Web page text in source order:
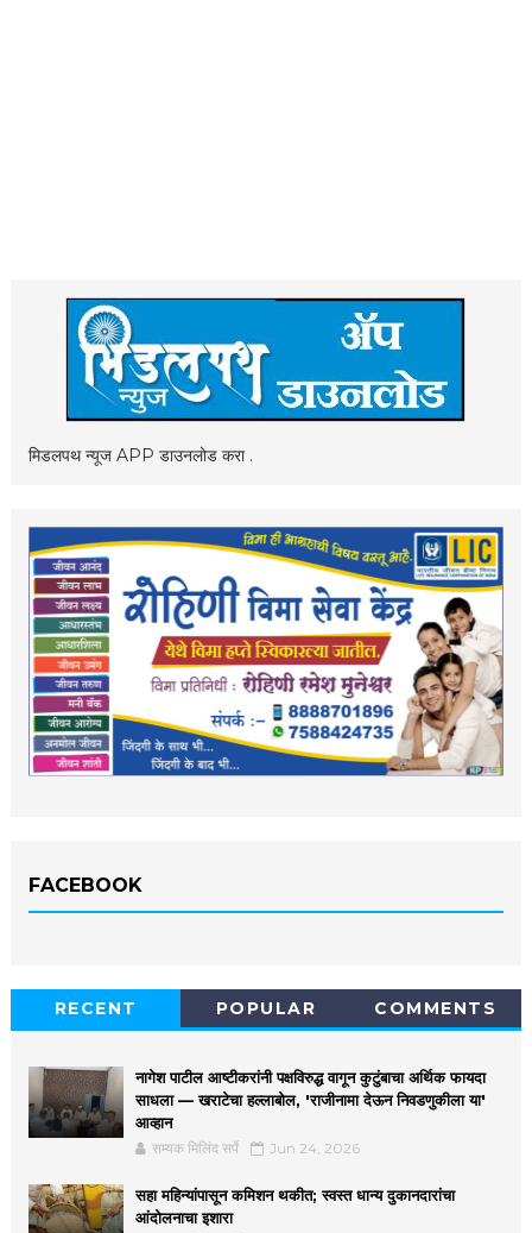
मिडलपथ न्यूज APP डाउनलोड करा .
FACEBOOK
RECENT POPULAR COMMENTS
नागेश पाटील आष्टीकरांनी पक्षविरुद्ध वागून कुटुंबाचा अर्थिक फायदा
साधला — खराटेचा हल्लाबोल, 'राजीनामा देऊन निवडणुकीला या'
आव्हान
सम्यक मिलिंद सर्पे Jun 24, 2026
सहा महिन्यांपासून कमिशन थकीत; स्वस्त धान्य दुकानदारांचा
आंदोलनाचा इशारा